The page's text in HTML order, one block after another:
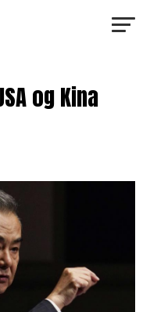
og Kina